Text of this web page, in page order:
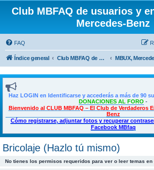
Club MBFAQ de usuarios y
Mercedes-Benz
FAQ
Índice general Club MBFAQ de usuarios y entusiastas de Mercedes Benz
Haz LOGIN en Identificarse y accederás a más de 90
DONACIONES AL FORO -
Bienvenido al CLUB MBFAQ – El Club de Verdaderos
Benz
Cómo registrarse, adjuntar fotos y recuperar
Facebook MBfaq
Bricolaje (Hazlo tú mismo)
No tienes los permisos requeridos para ver o leer temas en